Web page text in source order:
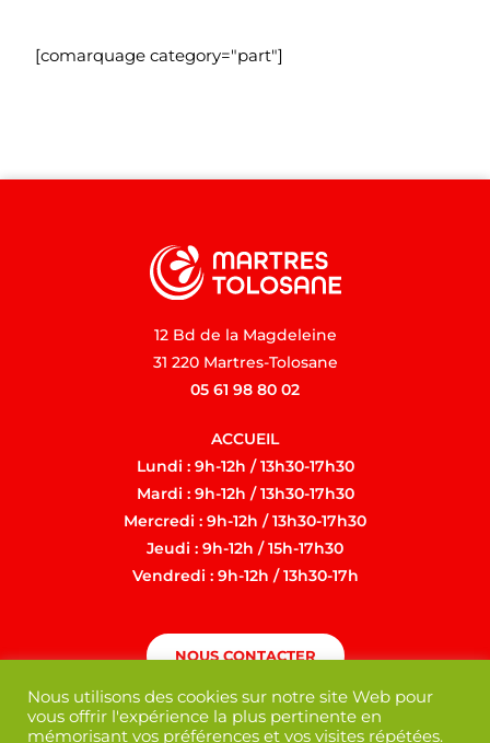
[comarquage category="part"]
12 Bd de la Magdeleine
31 220 Martres-Tolosane
05 61 98 80 02
ACCUEIL
Lundi : 9h-12h / 13h30-17h30
Mardi : 9h-12h / 13h30-17h30
Mercredi : 9h-12h / 13h30-17h30
Jeudi : 9h-12h / 15h-17h30
Vendredi : 9h-12h / 13h30-17h
NOUS CONTACTER
Nous utilisons des cookies sur notre site Web pour
vous offrir l'expérience la plus pertinente en
mémorisant vos préférences et vos visites répétées.